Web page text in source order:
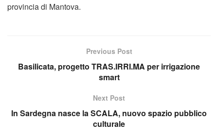
provincia di Mantova.
Previous Post
Basilicata, progetto TRAS.IRRI.MA per irrigazione
smart
Next Post
In Sardegna nasce la SCALA, nuovo spazio pubblico
culturale